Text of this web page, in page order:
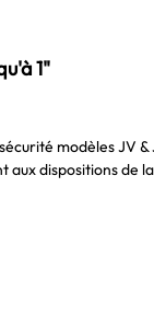
1"
modèles JV &
aux dispositions de